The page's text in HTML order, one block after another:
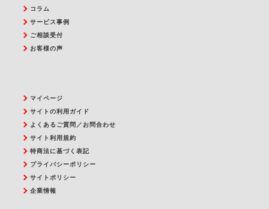
コラム
サービス事例
ご相談受付
お客様の声
マイページ
サイトの利用ガイド
よくあるご質問／お問合わせ
サイト利用規約
特商法に基づく表記
プライバシーポリシー
サイトポリシー
企業情報